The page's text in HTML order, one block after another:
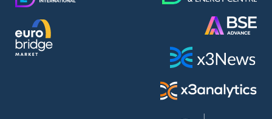
BASF SE (BAS)
Bayer AG (BAYN)
Bayerische Motoren Werke AG (BMW)
BE Semiconductor Industries N.V. (BSI)